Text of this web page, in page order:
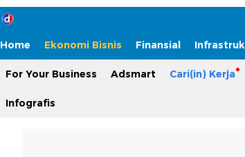
Home Ekonomi Bisnis Finansial
For Your Business Adsmart Cari(in) Kerja
Infografis